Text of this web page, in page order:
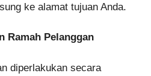
ke alamat tujuan Anda.
Ramah Pelanggan
diperlakukan secara